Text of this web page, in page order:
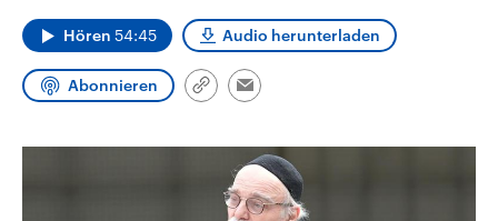
Wahlprogramme, aktuelle Berichte
und Hintergründe zu den Parteien
Wahl.
Sendungen Programm Podcasts
Audio-Archiv
Hören 54:45 Audio herunterladen
Abonnieren
Link
Email